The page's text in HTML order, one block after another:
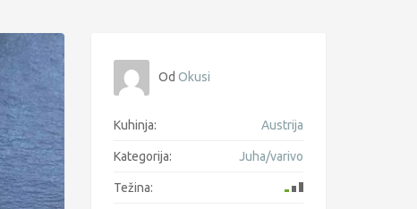
Od Okusi
Kuhinja: Austrija
Kategorija: Juha/varivo
Težina: